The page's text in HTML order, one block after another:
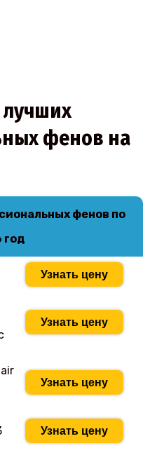
лучших
фенов на
фенов по
год
Узнать цену
Узнать цену
Узнать цену
Узнать цену